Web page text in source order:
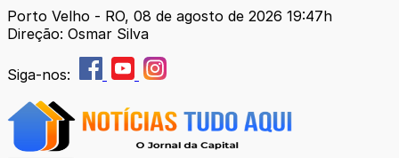
Porto Velho - RO, 08 de agosto de 2026 19:47h
Direção: Osmar Silva
Siga-nos: